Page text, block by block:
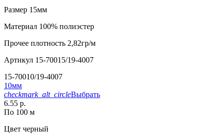
Размер 15мм
Материал 100% полиэстер
Прочее плотность 2,82гр/м
Артикул 15-70015/19-4007
15-70010/19-4007
10мм
checkmark_alt_circleВыбрать
6.55 р.
По 100 м
Цвет черный